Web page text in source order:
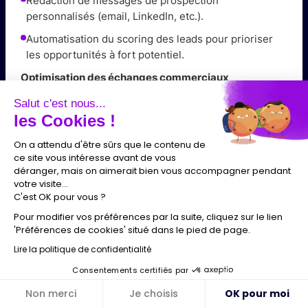
personnalisés (email, LinkedIn, etc.).
Automatisation du scoring des leads pour prioriser
les opportunités à fort potentiel.
Optimisation des échanges commerciaux
Génération de scripts d’appels et d’argumentaires de
vente adaptés à chaque client.
Personnalisation des offres commerciales en
fonction des besoins détectés.
Analyse des objections clients et recommandations
de réponses en temps réel.
Automatisation du Suivi & Relance Client
Génération de résumés de réunions et d’appels
commerciaux.
Automatisation des relances commerciales avec du
contenu personnalisé.
Salut c'est nous...
les Cookies !
On a attendu d'être sûrs que le contenu de
ce site vous intéresse avant de vous
déranger, mais on aimerait bien vous accompagner pendant
votre visite...
C'est OK pour vous ?
Pour modifier vos préférences par la suite, cliquez sur le lien
'Préférences de cookies' situé dans le pied de page.
Lire la politique de confidentialité
Consentements certifiés par
Non merci Je choisis OK pour moi